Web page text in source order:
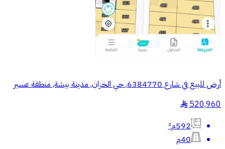
أرض للبيع في شارع 6384770, حي الخزان, مدينة بيشة, منطقة عسير
520,960
§
592م²
40م